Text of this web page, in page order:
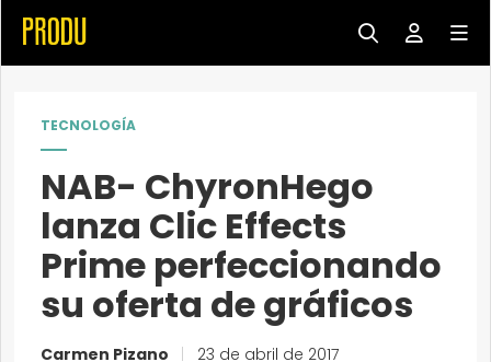
TECNOLOGÍA
NAB- ChyronHego
lanza Clic Effects
Prime perfeccionando
su oferta de gráficos
Carmen Pizano 23 de abril de 2017